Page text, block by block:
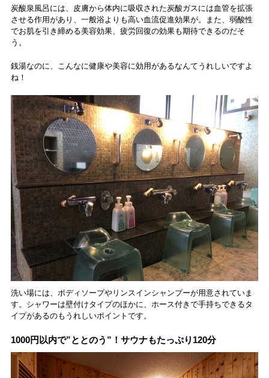
炭酸泉風呂には、皮膚から体内に吸収された炭酸ガスには血管を拡張
させる作用があり、一般浴よりも高い血流促進効果が。また、弱酸性
でお肌を引き締める美容効果、疲労回復の効果も期待できるのだそ
う。
銭湯なのに、こんなに健康や美容に効用があるなんてうれしいですよ
ね！
洗い場には、ボディソープやリンスインシャンプーが用意されていま
す。シャワーは壁付けタイプのほかに、ホース付きで手持ちできるタ
イプがあるのもうれしいポイントです。
1000円以内で”ととのう”！サウナもたっぷり120分